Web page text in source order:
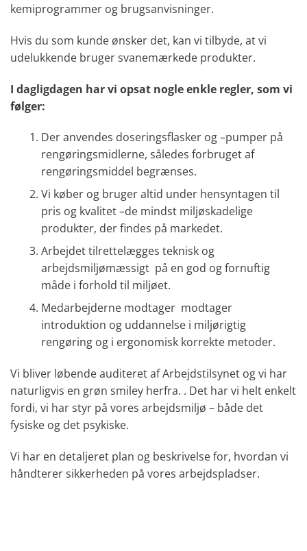
kemiprogrammer og brugsanvisninger.
Hvis du som kunde ønsker det, kan vi tilbyde, at vi
udelukkende bruger svanemærkede produkter.
I dagligdagen har vi opsat nogle enkle regler, som vi
følger:
Der anvendes doseringsflasker og –pumper på
rengøringsmidlerne, således forbruget af
rengøringsmiddel begrænses.
Vi køber og bruger altid under hensyntagen til
pris og kvalitet –de mindst miljøskadelige
produkter, der findes på markedet.
Arbejdet tilrettelægges teknisk og
arbejdsmiljømæssigt på en god og fornuftig
måde i forhold til miljøet.
Medarbejderne modtager modtager
introduktion og uddannelse i miljørigtig
rengøring og i ergonomisk korrekte metoder.
Vi bliver løbende auditeret af Arbejdstilsynet og vi har
naturligvis en grøn smiley herfra. . Det har vi helt enkelt
fordi, vi har styr på vores arbejdsmiljø – både det
fysiske og det psykiske.
Vi har en detaljeret plan og beskrivelse for, hvordan vi
håndterer sikkerheden på vores arbejdspladser.